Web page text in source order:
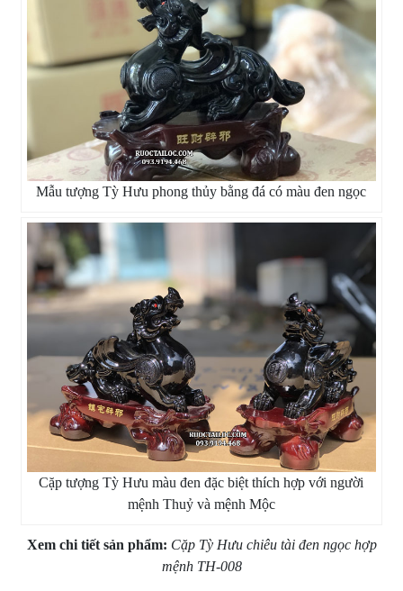
Mẫu tượng Tỳ Hưu phong thủy bằng đá có màu đen ngọc
Cặp tượng Tỳ Hưu màu đen đặc biệt thích hợp với người
mệnh Thuỷ và mệnh Mộc
Xem chi tiết sản phẩm: Cặp Tỳ Hưu chiêu tài đen ngọc hợp
mệnh TH-008